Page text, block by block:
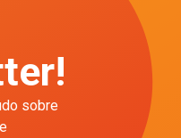
sobre